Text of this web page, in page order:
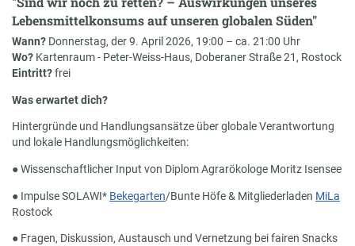
Lebensmittelkonsums auf unseren globalen Süden"
Wann? Donnerstag, der 9. April 2026, 19:00 – ca. 21:00 Uhr
Wo? Kartenraum - Peter-Weiss-Haus, Doberaner Straße 21, Rostock
Eintritt?frei
Was erwartet dich?
Hintergründe und Handlungsansätze über globale Verantwortung
und lokale Handlungsmöglichkeiten:
● Wissenschaftlicher Input von Diplom Agrarökologe Moritz Isensee
● Impulse SOLAWI* Bekegarten/Bunte Höfe & Mitgliederladen MiLa
Rostock
● Fragen, Diskussion, Austausch und Vernetzung bei fairen Snacks